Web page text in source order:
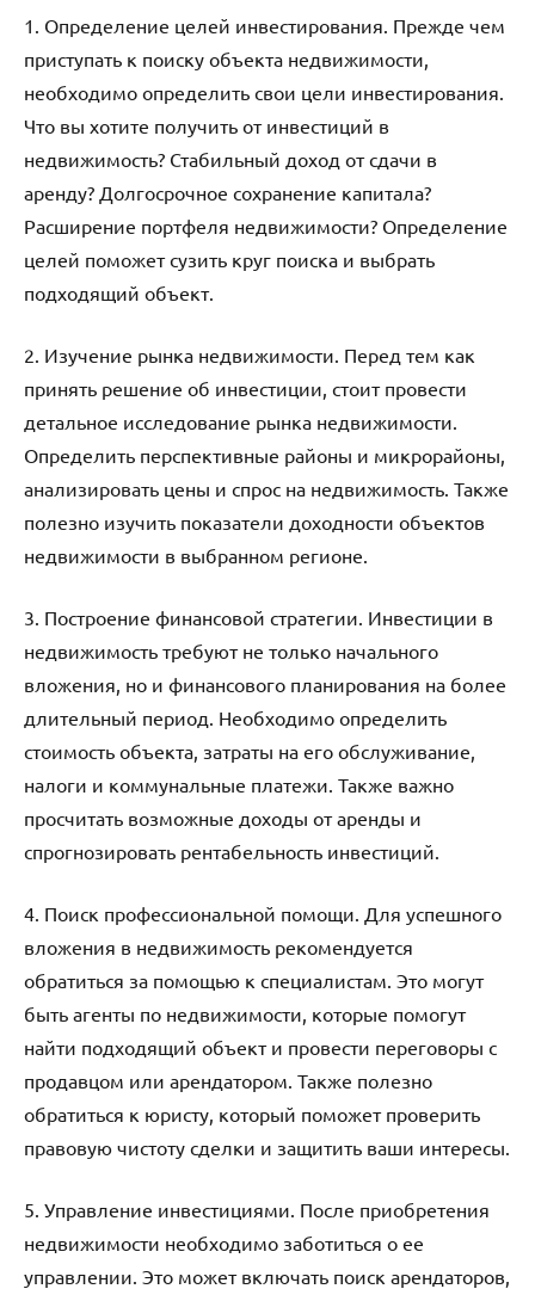
1. Определение целей инвестирования. Прежде чем
приступать к поиску объекта недвижимости,
необходимо определить свои цели инвестирования.
Что вы хотите получить от инвестиций в
недвижимость? Стабильный доход от сдачи в
аренду? Долгосрочное сохранение капитала?
Расширение портфеля недвижимости? Определение
целей поможет сузить круг поиска и выбрать
подходящий объект.
2. Изучение рынка недвижимости. Перед тем как
принять решение об инвестиции, стоит провести
детальное исследование рынка недвижимости.
Определить перспективные районы и микрорайоны,
анализировать цены и спрос на недвижимость. Также
полезно изучить показатели доходности объектов
недвижимости в выбранном регионе.
3. Построение финансовой стратегии. Инвестиции в
недвижимость требуют не только начального
вложения, но и финансового планирования на более
длительный период. Необходимо определить
стоимость объекта, затраты на его обслуживание,
налоги и коммунальные платежи. Также важно
просчитать возможные доходы от аренды и
спрогнозировать рентабельность инвестиций.
4. Поиск профессиональной помощи. Для успешного
вложения в недвижимость рекомендуется
обратиться за помощью к специалистам. Это могут
быть агенты по недвижимости, которые помогут
найти подходящий объект и провести переговоры с
продавцом или арендатором. Также полезно
обратиться к юристу, который поможет проверить
правовую чистоту сделки и защитить ваши интересы.
5. Управление инвестициями. После приобретения
недвижимости необходимо заботиться о ее
управлении. Это может включать поиск арендаторов,